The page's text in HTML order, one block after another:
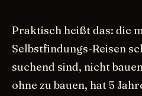
Praktisch heißt das: die
Selbstfindungs-Reisen
suchend sind, nicht
ohne zu bauen, hat 5